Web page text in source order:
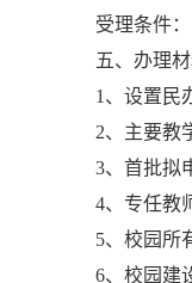
受理条件
五、办理
1、设置民
2、主要教
3、首批拟
4、专任教
5、校园所
6、校园建